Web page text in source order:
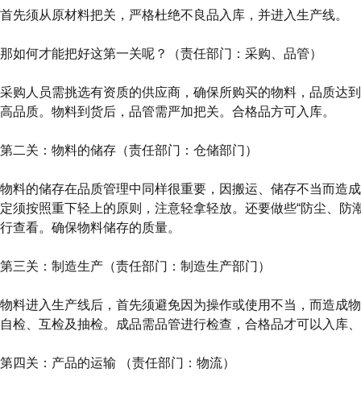
首先须从原材料把关，严格杜绝不良品入库，并进入生产线。
那如何才能把好这第一关呢？（责任部门：采购、品管）
采购人员需挑选有资质的供应商，确保所购买的物料，品质达
高品质。物料到货后，品管需严加把关。合格品方可入库。
第二关：物料的储存（责任部门：仓储部门）
物料的储存在品质管理中同样很重要，因搬运、储存不当而造
定须按照重下轻上的原则，注意轻拿轻放。还要做些“防尘、防
行查看。确保物料储存的质量。
第三关：制造生产（责任部门：制造生产部门）
物料进入生产线后，首先须避免因为操作或使用不当，而造成
自检、互检及抽检。成品需品管进行检查，合格品才可以入库
第四关：产品的运输 （责任部门：物流）